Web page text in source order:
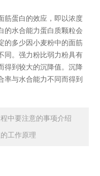
蛋白的效应，即以浓度
的水合能力蛋白质颗粒会
的多少因小麦粉中的面筋
同。强力粉比弱力粉具有
得到较大的沉降值。沉降
率与水合能力不同而得到
中要注意的事项介绍
工作原理